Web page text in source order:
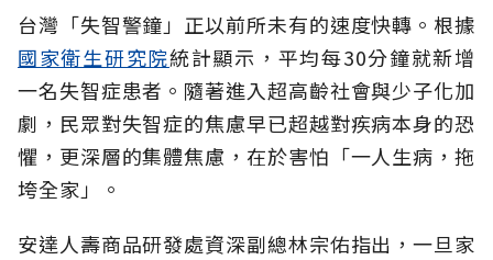
台灣「失智警鐘」正以前所未有的速度快轉。根據
國家衛生研究院統計顯示，平均每30分鐘就新增
一名失智症患者。隨著進入超高齡社會與少子化加
劇，民眾對失智症的焦慮早已超越對疾病本身的恐
懼，更深層的集體焦慮，在於害怕「一人生病，拖
垮全家」。
安達人壽商品研發處資深副總林宗佑指出，一旦家